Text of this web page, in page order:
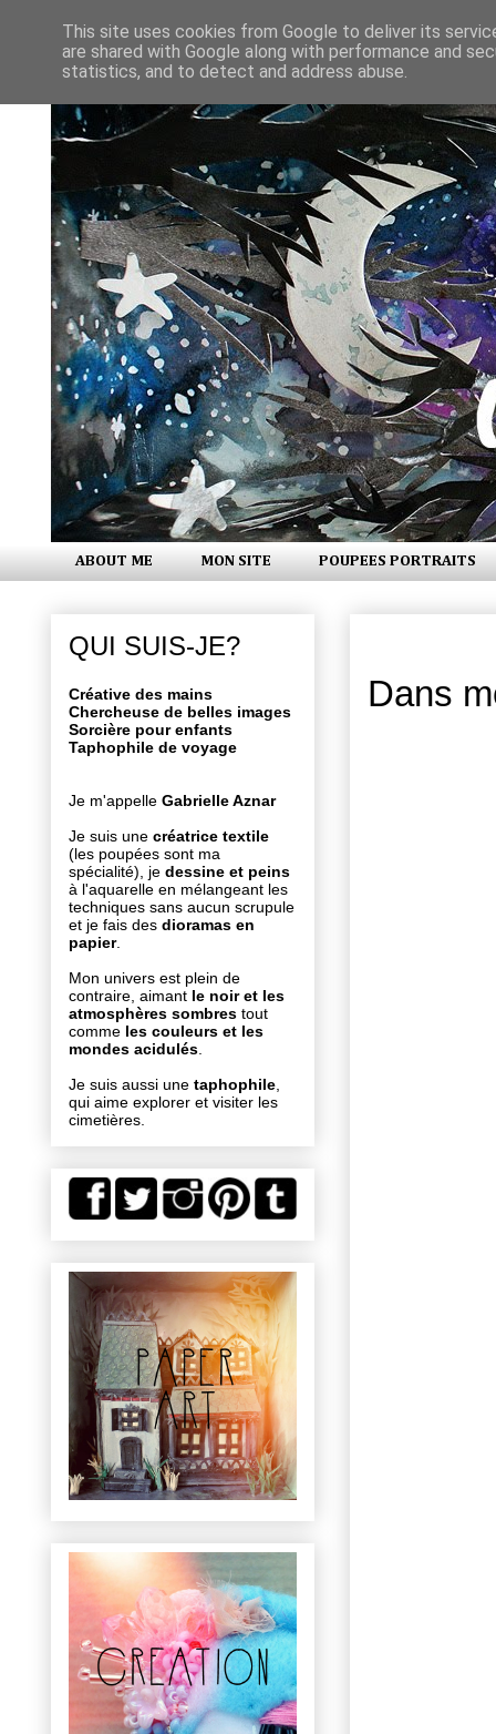
ABOUT ME MON SITE POUPEES PORTRAITS
Dans
QUI SUIS-JE?
Créative des mains
Chercheuse de belles images
Sorcière pour enfants
Taphophile de voyage
Je m'appelle Gabrielle Aznar
Je suis une créatrice textile
(les poupées sont ma
spécialité), je dessine et peins
à l'aquarelle en mélangeant les
techniques sans aucun scrupule
et je fais des dioramas en
papier.
Mon univers est plein de
contraire, aimant le noir et les
atmosphères sombres tout
comme les couleurs et les
mondes acidulés
Je suis aussi une taphophile
qui aime explorer et visiter les
cimetières.
This site uses cookies from Google to deliver its
are shared with Google along with performance and
statistics, and to detect and address abuse.